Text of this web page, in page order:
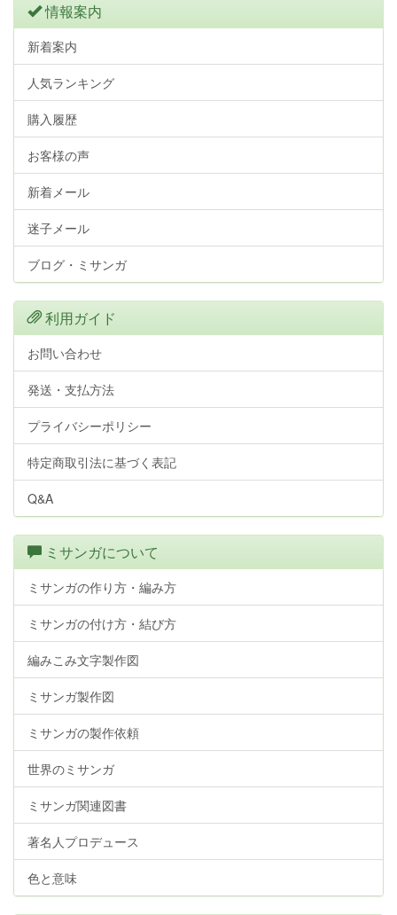
情報案内
新着案内
人気ランキング
購入履歴
お客様の声
新着メール
迷子メール
ブログ・ミサンガ
利用ガイド
お問い合わせ
発送・支払方法
プライバシーポリシー
特定商取引法に基づく表記
Q&A
ミサンガについて
ミサンガの作り方・編み方
ミサンガの付け方・結び方
編みこみ文字製作図
ミサンガ製作図
ミサンガの製作依頼
世界のミサンガ
ミサンガ関連図書
著名人プロデュース
色と意味